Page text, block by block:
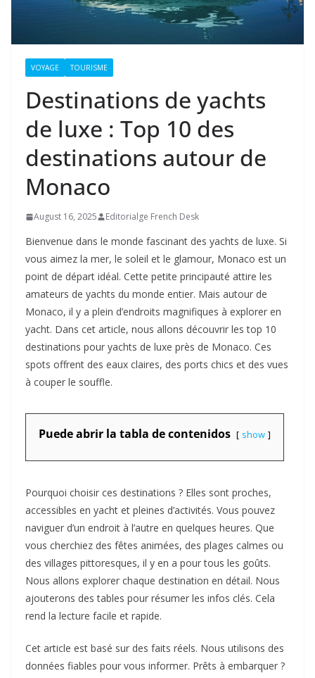
VOYAGE TOURISME
Destinations de yachts
de luxe : Top 10 des
destinations autour de
Monaco
August 16, 2025 Editorialge French Desk
Bienvenue dans le monde fascinant des yachts de luxe. Si
vous aimez la mer, le soleil et le glamour, Monaco est un
point de départ idéal. Cette petite principauté attire les
amateurs de yachts du monde entier. Mais autour de
Monaco, il y a plein d’endroits magnifiques à explorer en
yacht. Dans cet article, nous allons découvrir les top 10
destinations pour yachts de luxe près de Monaco. Ces
spots offrent des eaux claires, des ports chics et des vues
à couper le souffle.
Puede abrir la tabla de contenidos show
Pourquoi choisir ces destinations ? Elles sont proches,
accessibles en yacht et pleines d’activités. Vous pouvez
naviguer d’un endroit à l’autre en quelques heures. Que
vous cherchiez des fêtes animées, des plages calmes ou
des villages pittoresques, il y en a pour tous les goûts.
Nous allons explorer chaque destination en détail. Nous
ajouterons des tables pour résumer les infos clés. Cela
rend la lecture facile et rapide.
Cet article est basé sur des faits réels. Nous utilisons des
données fiables pour vous informer. Prêts à embarquer ?